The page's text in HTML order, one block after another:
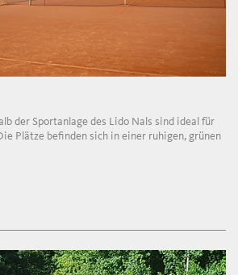
der Sportanlage des Lido Nals sind ideal für
Plätze befinden sich in einer ruhigen, grünen